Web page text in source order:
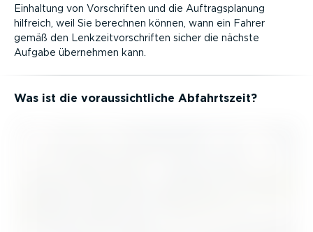
Einhaltung von Vorschriften und die Auftrags­planung
hilfreich, weil Sie berechnen können, wann ein Fahrer
gemäß den Lenkzeit­vor­schriften sicher die nächste
Aufgabe übernehmen kann.
Was ist die voraus­sicht­liche Abfahrtszeit?